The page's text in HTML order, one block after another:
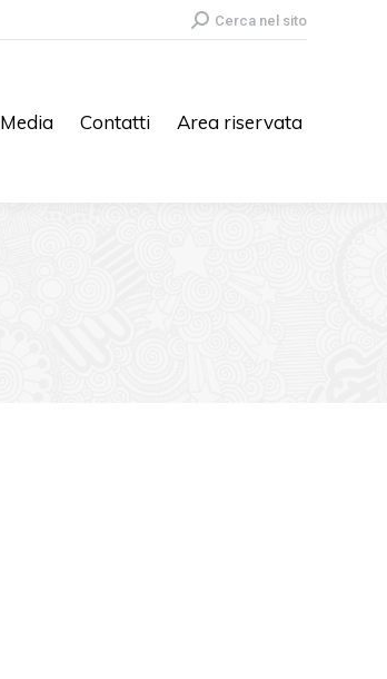
Search:Cerca nel sito
Media Contatti Area riservata